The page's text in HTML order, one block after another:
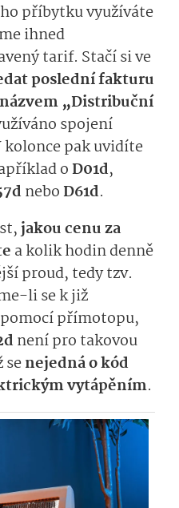
příbytku využíváte
ihned
tarif. Stačí si ve
poslední fakturu
„Distribuční
spojení
pak uvidíte
oD01d,
neboD61d.
jakou cenu za
a kolik hodin denně
proud, tedy tzv.
li se k již
přímotopu,
není pro takovou
senejedná o kód
vytápěním.